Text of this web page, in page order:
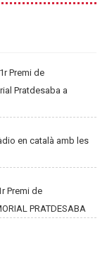
Premi de
Pratdesaba a
en català amb les
Premi de
PRATDESABA